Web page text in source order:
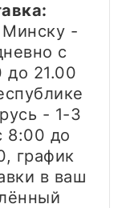
Минску -
с
до 21.00
- 1-3
8:00 до
график
в ваш